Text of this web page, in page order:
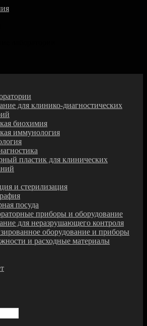
для клинико-диагностических
биохимия
иммунология
пластик для клинических
и стерилизация
посуда
приборы и оборудование
для неразрушающего контроля
оборудование и приборы
и расходные материалы